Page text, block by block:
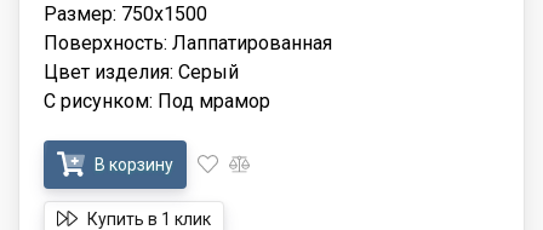
Размер: 750x1500
Поверхность: Лаппатированная
Цвет изделия: Серый
С рисунком: Под мрамор
В корзину
Купить в 1 клик